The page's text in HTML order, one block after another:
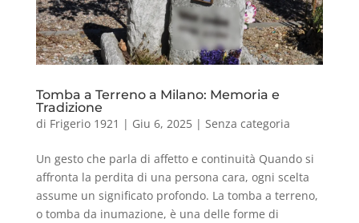
Tomba a Terreno a Milano: Memoria e
Tradizione
di Frigerio 1921 | Giu 6, 2025| Senza categoria
Un gesto che parla di affetto e continuità Quando si
affronta la perdita di una persona cara, ogni scelta
assume un significato profondo. La tomba a terreno,
o tomba da inumazione, è una delle forme di